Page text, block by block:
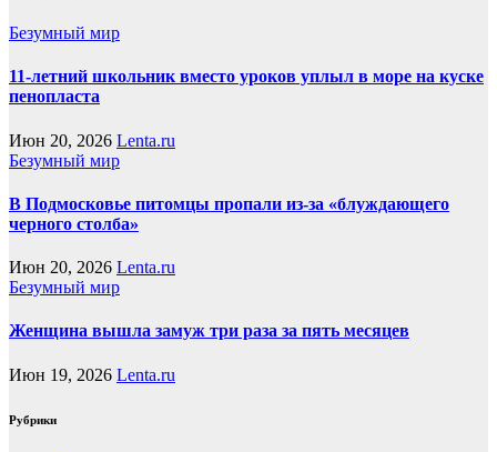
Безумный мир
11-летний школьник вместо уроков уплыл в море на куске
пенопласта
Июн 20, 2026 Lenta.ru
Безумный мир
В Подмосковье питомцы пропали из-за «блуждающего
черного столба»
Июн 20, 2026 Lenta.ru
Безумный мир
Женщина вышла замуж три раза за пять месяцев
Июн 19, 2026 Lenta.ru
Рубрики